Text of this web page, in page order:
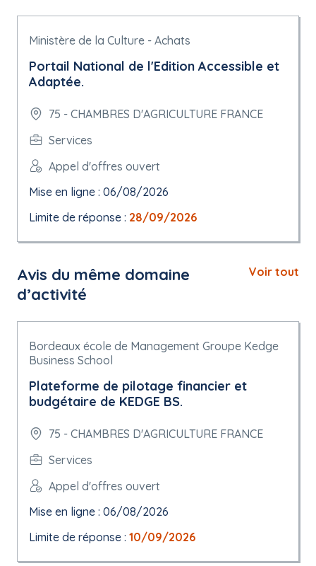
Ministère de la Culture - Achats
Portail National de l'Edition Accessible et
Adaptée.
75 - CHAMBRES D'AGRICULTURE FRANCE
Services
Appel d'offres ouvert
Mise en ligne : 06/08/2026
Limite de réponse : 28/09/2026
Avis du même domaine
d’activité
Voir tout
Bordeaux école de Management Groupe Kedge
Business School
Plateforme de pilotage financier et
budgétaire de KEDGE BS.
75 - CHAMBRES D'AGRICULTURE FRANCE
Services
Appel d'offres ouvert
Mise en ligne : 06/08/2026
Limite de réponse : 10/09/2026